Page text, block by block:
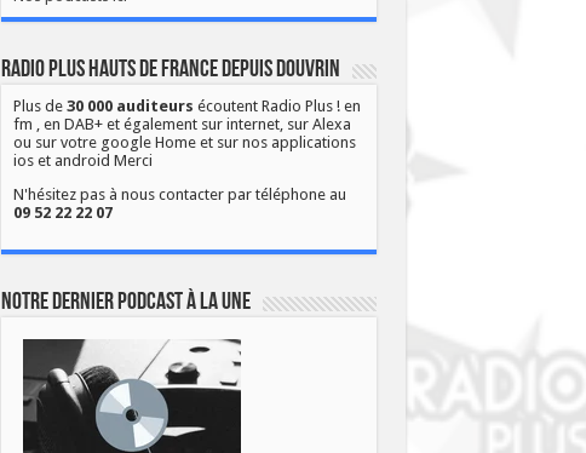
Radio Plus Hauts de France depuis Douvrin
Plus de 30 000 auditeurs écoutent Radio Plus ! en
fm , en DAB+ et également sur internet, sur Alexa
ou sur votre google Home et sur nos applications
ios et android Merci
N'hésitez pas à nous contacter par téléphone au
09 52 22 22 07
Notre dernier podcast à la une